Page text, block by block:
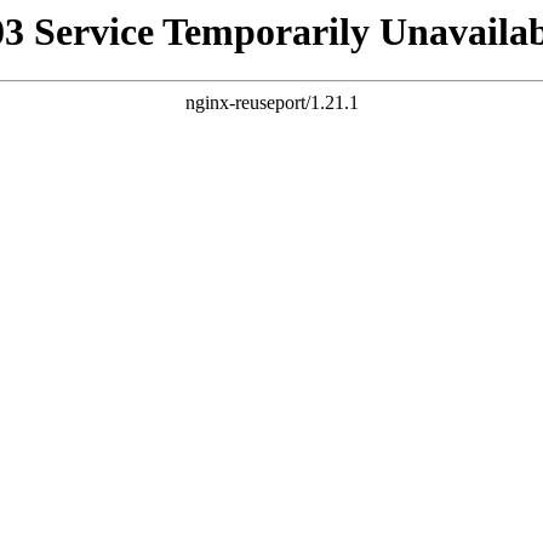
Service Temporarily
nginx-reuseport/1.21.1